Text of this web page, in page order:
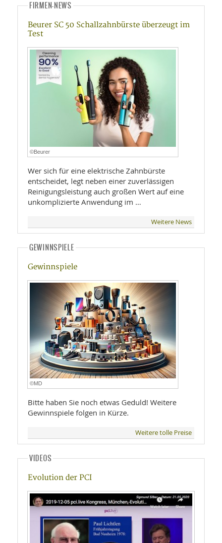
FIRMEN-NEWS
Beurer SC 50 Schallzahnbürste überzeugt im
Test
©Beurer
Wer sich für eine elektrische Zahnbürste
entscheidet, legt neben einer zuverlässigen
Reinigungsleistung auch großen Wert auf eine
unkomplizierte Anwendung im …
Weitere News
GEWINNSPIELE
Gewinnspiele
©MD
Bitte haben Sie noch etwas Geduld! Weitere
Gewinnspiele folgen in Kürze.
Weitere tolle Preise
VIDEOS
Evolution der PCI